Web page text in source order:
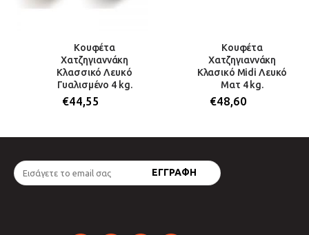
Κουφέτα
Χατζηγιαννάκη
Κλασσικό Λευκό
Γυαλισμένο 4 kg.
€44,55
Κουφέτα
Χατζηγιαννάκη
Κλασικό Midi Λευκό
Ματ 4 kg.
€48,60